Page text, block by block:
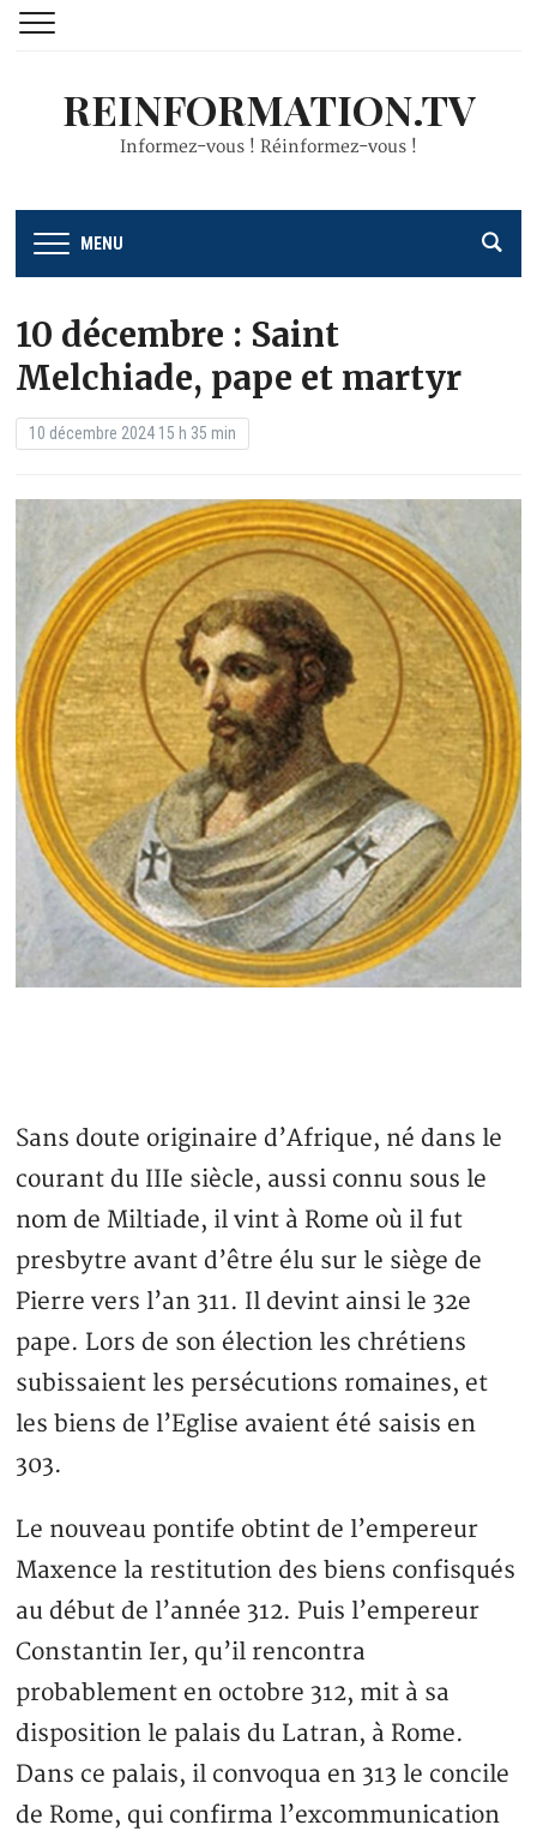
REINFORMATION.TV
Informez-vous ! Réinformez-vous !
MENU
10 décembre : Saint
Melchiade, pape et martyr
10 décembre 2024 15 h 35 min
Sans doute originaire d’Afrique, né dans le
courant du IIIe siècle, aussi connu sous le
nom de Miltiade, il vint à Rome où il fut
presbytre avant d’être élu sur le siège de
Pierre vers l’an 311. Il devint ainsi le 32e
pape. Lors de son élection les chrétiens
subissaient les persécutions romaines, et
les biens de l’Eglise avaient été saisis en
303.
Le nouveau pontife obtint de l’empereur
Maxence la restitution des biens confisqués
au début de l’année 312. Puis l’empereur
Constantin Ier, qu’il rencontra
probablement en octobre 312, mit à sa
disposition le palais du Latran, à Rome.
Dans ce palais, il convoqua en 313 le concile
de Rome, qui confirma l’excommunication